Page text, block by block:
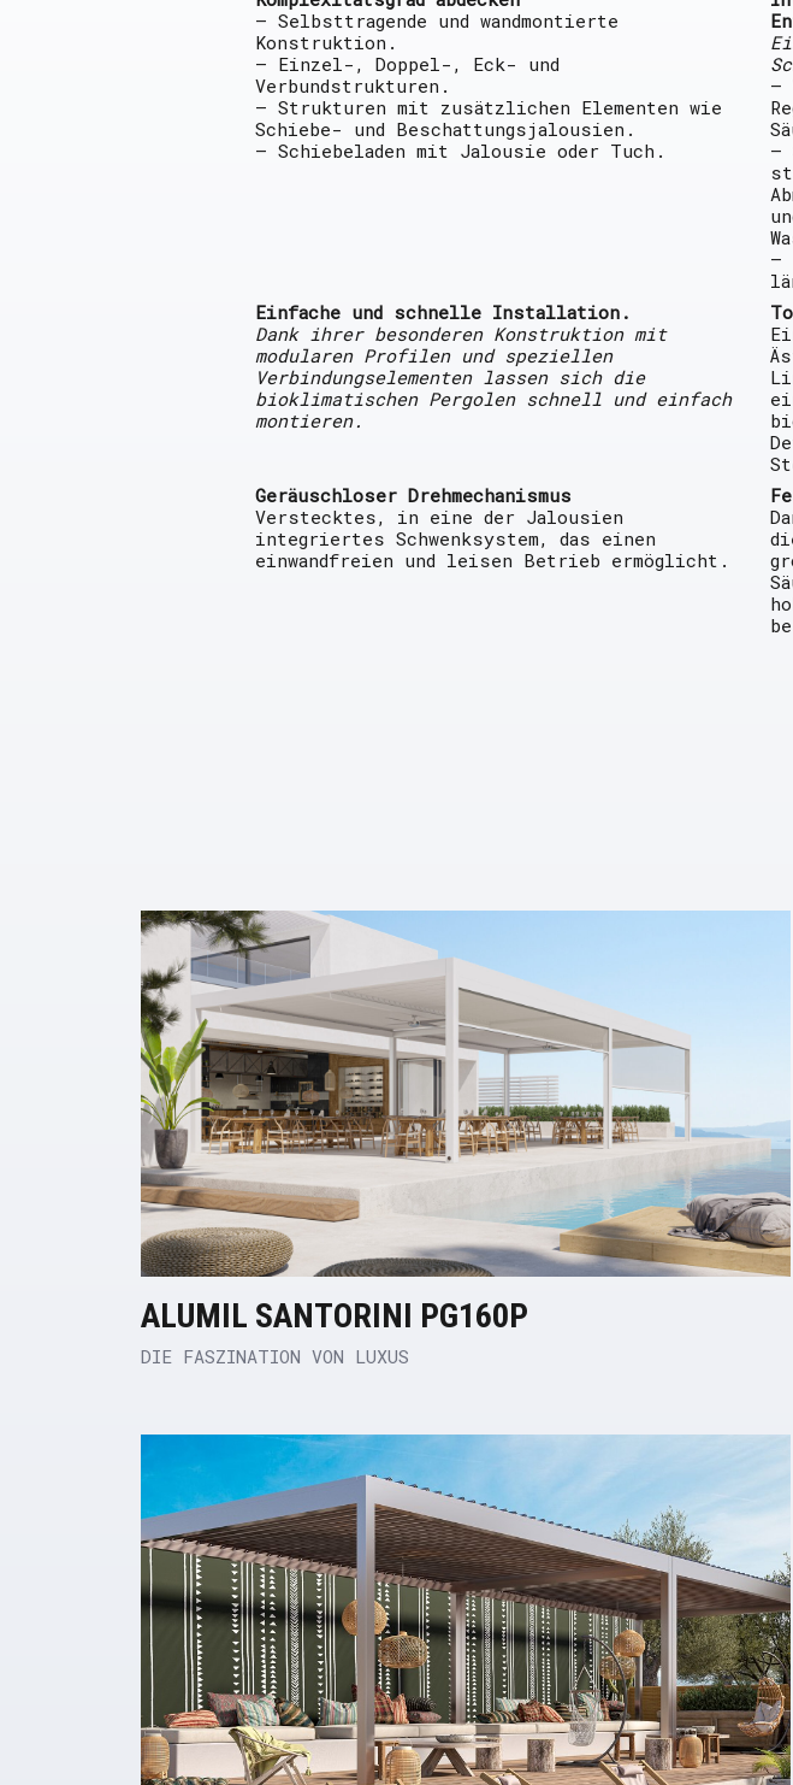
— Selbsttragende und wandmontierte
Konstruktion.
— Einzel-, Doppel-, Eck- und
Verbundstrukturen.
— Strukturen mit zusätzlichen Elementen wie
Schiebe- und Beschattungsjalousien.
— Schiebeladen mit Jalousie oder Tuch.
—
—
—
Einfache und schnelle Installation.
Dank ihrer besonderen Konstruktion mit
modularen Profilen und speziellen
Verbindungselementen lassen sich die
bioklimatischen Pergolen schnell und einfach
montieren.
Geräuschloser Drehmechanismus
Verstecktes, in eine der Jalousien
integriertes Schwenksystem, das einen
einwandfreien und leisen Betrieb ermöglicht.
ALUMIL SANTORINI PG160P
DIE FASZINATION VON LUXUS